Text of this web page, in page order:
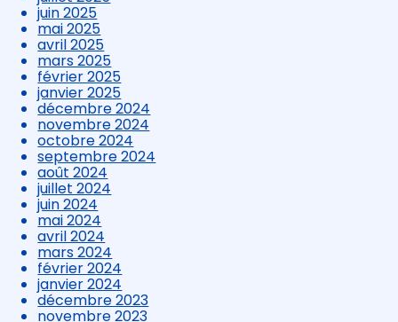
juin 2025
mai 2025
avril 2025
mars 2025
février 2025
janvier 2025
décembre 2024
novembre 2024
octobre 2024
septembre 2024
août 2024
juillet 2024
juin 2024
mai 2024
avril 2024
mars 2024
février 2024
janvier 2024
décembre 2023
novembre 2023